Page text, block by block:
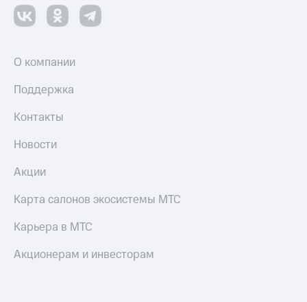
О компании
Поддержка
Контакты
Новости
Акции
Карта салонов экосистемы МТС
Карьера в МТС
Акционерам и инвесторам